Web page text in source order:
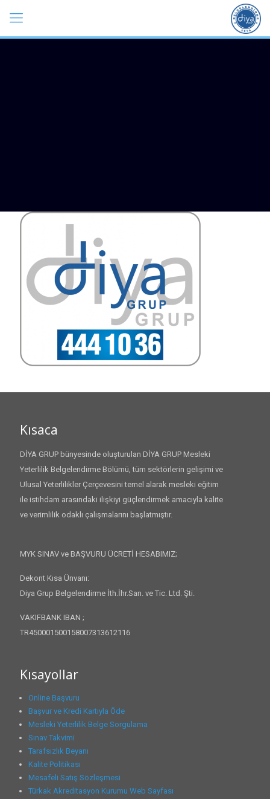
Kısaca
DİYA GRUP bünyesinde oluşturulan DİYA GRUP Mesleki
Yeterlilik Belgelendirme Bölümü, tüm sektörlerin gelişimi ve
Ulusal Yeterlilikler Çerçevesini temel alarak mesleki eğitim
ile istihdam arasındaki ilişkiyi güçlendirmek amacıyla kalite
ve verimlilik odaklı çalışmalarını başlatmıştır.
MYK SINAV ve BAŞVURU ÜCRETİ HESABIMIZ;
Dekont Kısa Ünvanı:
Diya Grup Belgelendirme İth.İhr.San. ve Tic. Ltd. Şti.
VAKIFBANK IBAN ;
TR450001500158007313612116
Kısayollar
Online Başvuru
Başvur ve Kredi Kartıyla Öde
Mesleki Yeterlilik Belge Sorgulama
Sınav Takvimi
Tarafsızlık Beyanı
Kalite Politikası
Mesafeli Satış Sözleşmesi
Türkak Akreditasyon Kurumu Web Sayfası